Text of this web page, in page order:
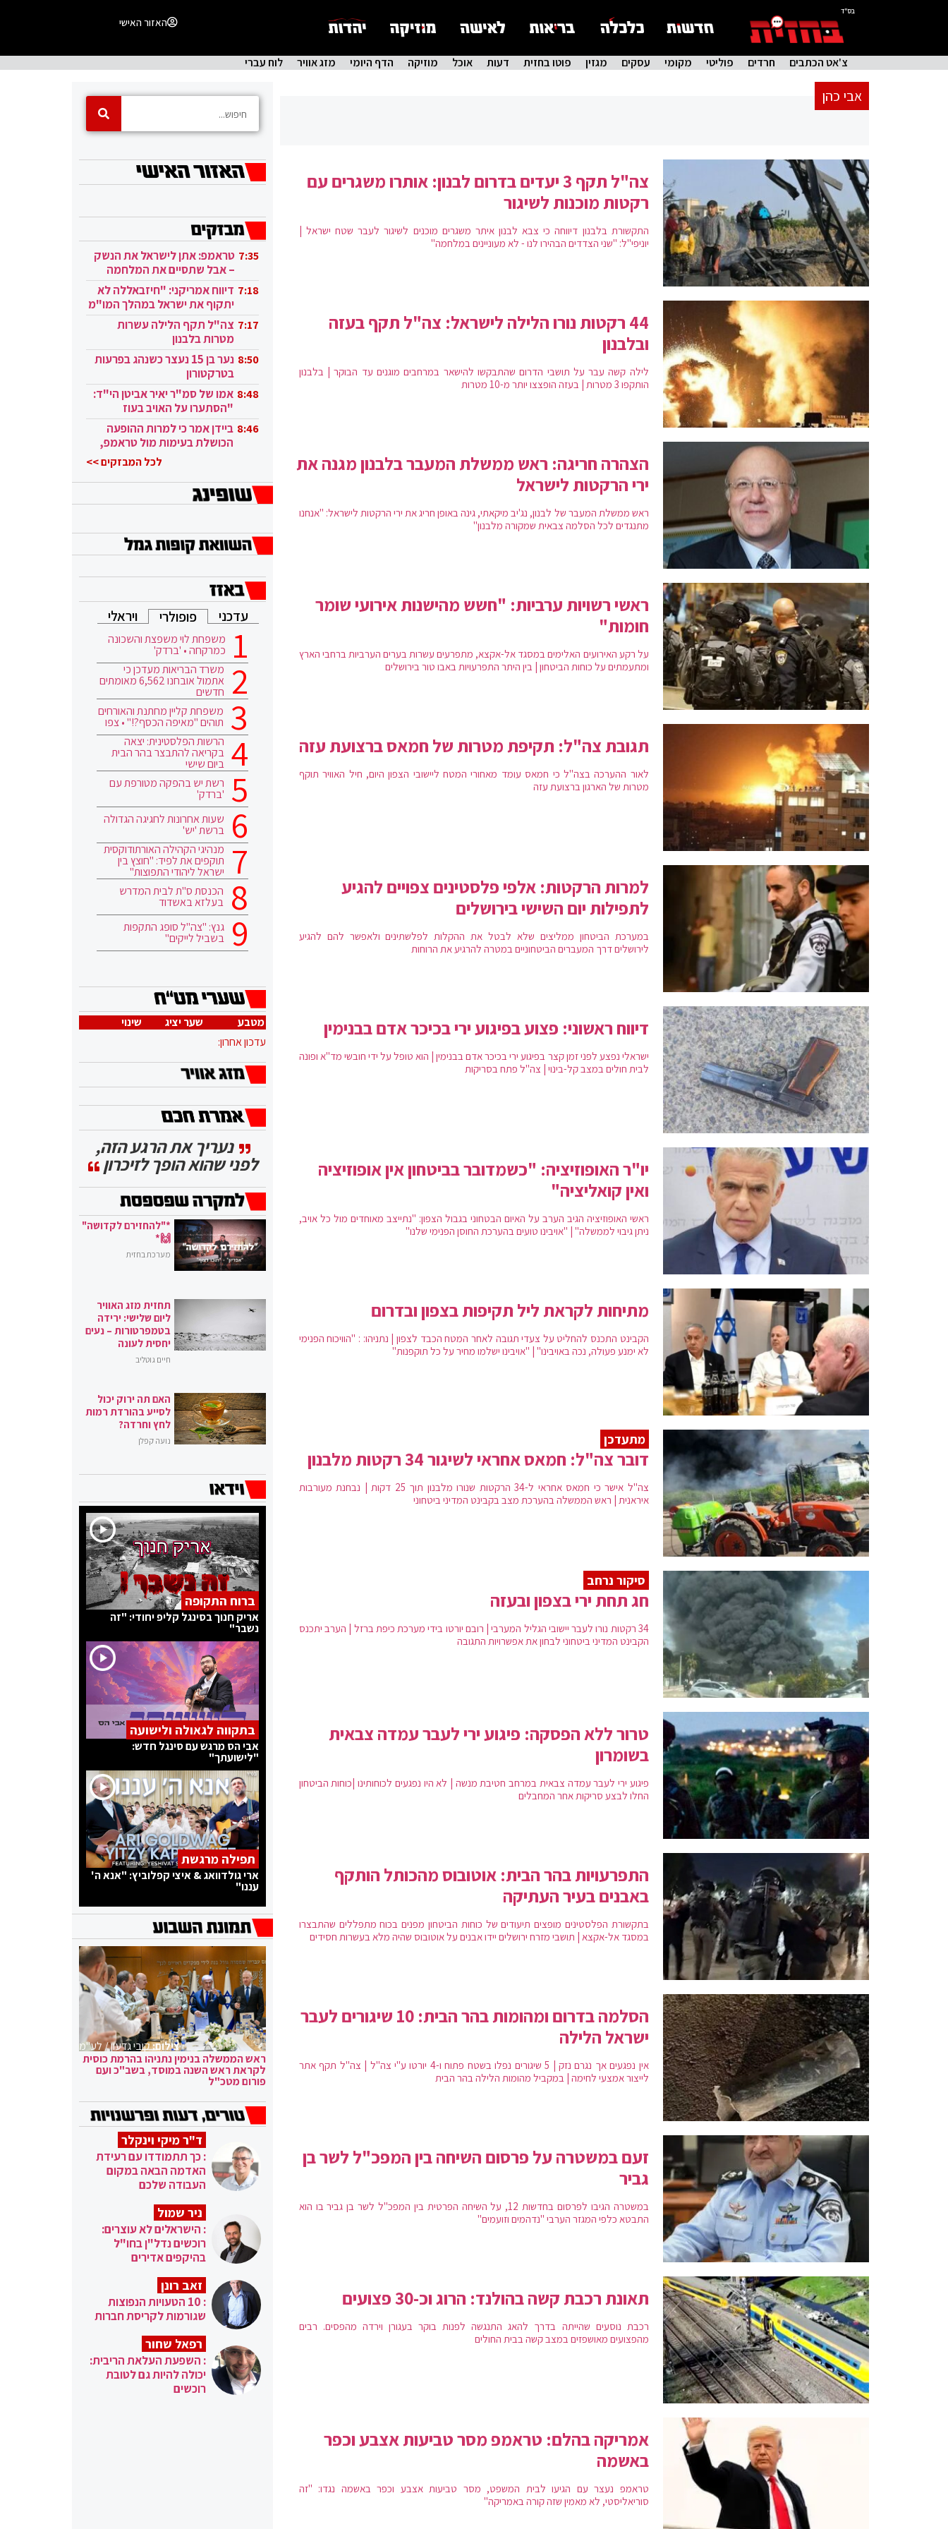
בס"ד
האזור האישי
צ'אט הכתבים חרדים פוליטי מקומי עסקים מגזין פוטו בחזית דעות אוכל מוזיקה הדף היומי מזג אוויר לוח עברי
אבי כהן
צה"ל תקף 3 יעדים בדרום לבנון: אותרו משגרים עם
רקטות מוכנות לשיגור
התקשורת בלבנון דיווחה כי צבא לבנון איתר משגרים מוכנים לשיגור לעבר שטח ישראל |
יוניפי"ל: "שני הצדדים הבהירו לנו - לא מעוניינים במלחמה"
44 רקטות נורו הלילה לישראל: צה"ל תקף בעזה
ובלבנון
לילה קשה עבר על תושבי הדרום שהתבקשו להישאר במרחבים מוגנים עד הבוקר | בלבנון
הותקפו 3 מטרות | בעזה הופצצו יותר מ-10 מטרות
הצהרה חריגה: ראש ממשלת המעבר בלבנון מגנה את
ירי הרקטות לישראל
ראש ממשלת המעבר של לבנון, נג'יב מיקאתי, גינה באופן חריג את ירי הרקטות לישראל: "אנחנו
מתנגדים לכל הסלמה צבאית שמקורה מלבנון"
ראשי רשויות ערביות: "חשש מהישנות אירועי שומר
חומות"
על רקע האירועים האלימים במסגד אל-אקצא, מתפרעים עשרות בערים הערביות ברחבי הארץ
ומתעמתים על כוחות הביטחון | בין היתר התפרעויות באבו טור בירושלים
תגובת צה"ל: תקיפת מטרות של חמאס ברצועת עזה
לאור ההערכה בצה"ל כי חמאס עומד מאחורי המטח ליישובי הצפון היום, חיל האוויר תוקף
מטרות של הארגון ברצועת עזה
למרות הרקטות: אלפי פלסטינים צפויים להגיע
לתפילות יום השישי בירושלים
במערכת הביטחון ממליצים שלא לבטל את ההקלות לפלשתינים ולאפשר להם להגיע
לירושלים דרך המעברים הביטחוניים במטרה להרגיע את הרוחות
דיווח ראשוני: פצוע בפיגוע ירי בכיכר אדם בבנימין
ישראלי נפצע לפני זמן קצר בפיגוע ירי בכיכר אדם בבנימין | הוא טופל על ידי חובשי מד"א ופונה
לבית חולים במצב קל-בינוי | צה"ל פתח בסריקות
יו"ר האופוזיציה: "כשמדובר בביטחון אין אופוזיציה
ואין קואליציה"
ראשי האופוזיציה הגיב הערב על האיום הבטחוני בגבול הצפון: "נתייצב מאוחדים מול כל אויב,
ניתן גיבוי לממשלה" | "אויבינו טועים בהערכת החוסן הפנימי שלנו"
מתיחות לקראת ליל תקיפות בצפון ובדרום
הקבינט התכנס להחליט על צעדי תגובה לאחר המטח הכבד לצפון | נתניהו: : "הוויכוח הפנימי
לא ימנע פעולה, נכה באויבינו" | "אויבינו ישלמו מחיר על כל תוקפנות"
מתעדכן
דובר צה"ל: חמאס אחראי לשיגור 34 רקטות מלבנון
צה"ל אישר כי חמאס אחראי ל-34 הרקטות שנורו מלבנון תוך 25 דקות | נבחנת מעורבות
איראנית | ראש הממשלה בהערכת מצב בקבינט המדיני ביטחוני
סיקור נרחב
חג תחת ירי בצפון ובעזה
34 רקטות נורו לעבר יישובי הגליל המערבי | רובם יורטו בידי מערכת כיפת ברזל | הערב יתכנס
הקבינט המדיני ביטחוני לבחון את אפשרויות התגובה
טרור ללא הפסקה: פיגוע ירי לעבר עמדה צבאית
בשומרון
פיגוע ירי לעבר עמדה צבאית במרחב חטיבת מנשה | לא היו נפגעים לכוחותינו |כוחות הביטחון
החלו לבצע סריקות אחר המחבלים
התפרעויות בהר הבית: אוטובוס מהכותל הותקף
באבנים בעיר העתיקה
בתקשורת הפלסטינים מופצים תיעודים של כוחות הביטחון מפנים בכוח מתפללים שהתבצרו
במסגד אל-אקצא | תושבי מזרח ירושלים יידו אבנים על אוטובוס שהיה מלא בעשרות חסידים
הסלמה בדרום ומהומות בהר הבית: 10 שיגורים לעבר
ישראל הלילה
אין נפגעים אך נגרם נזק | 5 שיגורים נפלו בשטח פתוח ו-4 יורטו ע"י צה"ל | צה"ל תקף אתר
לייצור אמצעי לחימה | במקביל מהומות הלילה בהר הבית
זעם במשטרה על פרסום השיחה בין המפכ"ל לשר בן
גביר
במשטרה הגיבו לפרסום בחדשות 12, על השיחה הפרטית בין המפכ"ל לשר בן גביר בו הוא
התבטא כלפי המגזר הערבי "נדהמים וזועמים"
תאונת רכבת קשה בהולנד: הרוג וכ-30 פצועים
רכבת נוסעים שהייתה בדרך להאג התנגשה לפנות בוקר בעגורן וירדה מהפסים. רבים
מהפצועים מאושפזים במצב קשה בבית החולים
אמריקה בהלם: טראמפ מסר טביעות אצבע וכפר
באשמה
טראמפ נעצר עם הגיעו לבית המשפט, מסר טביעות אצבע וכפר באשמה נגדו: "זה
סוריאליסטי, לא מאמין שזה קורה באמריקה"
7:35 טראמפ: אתן לישראל את הנשק
– אבל שתסיים את המלחמה
בעזה 7:18 דיווח אמריקני: "חיזבאללה לא
יתקוף את ישראל במהלך המו"מ
בקטאר" 7:17 צה"ל תקף הלילה עשרות
מטרות בלבנון
8:50
נער בן 15 נעצר כשנהג בפרעות
בטרקטורון
8:48 אמו של סמ"ר יאיר אביטן הי"ד:
"הסתערו על האויב בעוז
ובגבורה" 8:46 ביידן אמר כי למרות ההופעה
הכושלת בעימות מול טראמפ,
לכל המבזקים >>
עדכני פופולרי ויראלי
משפחת לוי משפצת והשכונה
כמרקחה • 'ברדק'
משרד הבריאות מעדכן כי
אתמול אובחנו 6,562 מאומתים
חדשים
משפחת קליין מחתנת והאורחים
תוהים "מאיפה הכסף?!" • צפו
הרשות הפלסטינית: יצאה
בקריאה להתבצר בהר הבית
ביום שישי
רשת יש בהפקה מטורפת עם
'ברדק'
שעות אחרונות לחגיגה הגדולה
ברשת 'יש'
מנהיגי הקהילה האורתודוקסית
תוקפים את לפיד: "חוצץ בין
ישראל ליהודי התפוצות"
הכנסת ס"ת לבית המדרש
בעלזא באשדוד
גנץ: "צה"ל סופג התקפות
בשביל לייקים"
מטבע שער יציג
שינוי
עדכון אחרון:
נעריך את הרגע הזה,
לפני שהוא הופך לזיכרון
*"להחזירם לקדושה"
🙌*
מערכת בחזית
תחזית מזג האוויר
ליום שלישי: ירידה
בטמפרטורות – נעים
יחסית לעונה
חיים גוטליב
האם תה ירוק יכול
לסייע בהורדת רמות
לחץ וחרדה?
נועה קפלן
ברוח התקופה
אריק חנוך בסינגל קליפ יחודי: "זה
נשבר"
בתקווה לגאולה ולישועה
אבי הס מרגש עם סינגל חדש:
"לישועתך"
תפילה מרגשת
ארי גולדוואג & איצי קפלוביץ: "אנא ה'
עננו"
צילום:קובי גדעון / לע"מ
ראש הממשלה בנימין נתניהו בהרמת כוסית
לקראת ראש השנה במוסד, בשב"כ ועם
פורום מטכ"ל
ד"ר מיקי וינקלר
: כך תתמודדו עם רעידת
האדמה הבאה במקום
העבודה שלכם
ניר שמול
: הישראלים לא עוצרים:
רוכשים נדל"ן בחו"ל
בהיקפים אדירים
זאב רונן
: 10 הטעויות הנפוצות
שגורמות לקריסת חברות
רפאל שחור
: השפעת העלאת הריבית:
יכולה להיות גם לטובת
רוכשים